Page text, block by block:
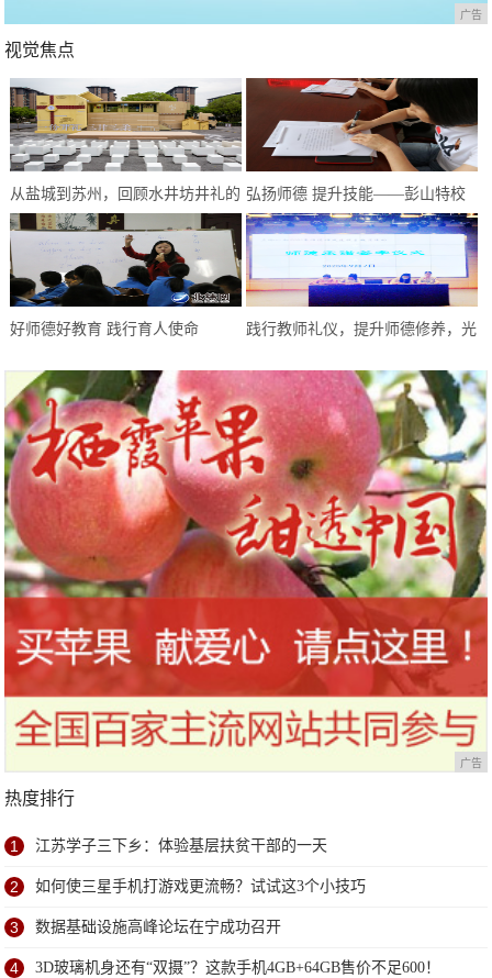
广告
视觉焦点
从盐城到苏州，回顾水井坊井礼的
“爆红”之路
弘扬师德 提升技能——彭山特校
教师开展师德师风建设系列活动
好师德好教育 践行育人使命
践行教师礼仪，提升师德修养，光
广告
热度排行
1 江苏学子三下乡：体验基层扶贫干部的一天
2 如何使三星手机打游戏更流畅？试试这3个小技巧
3 数据基础设施高峰论坛在宁成功召开
4 3D玻璃机身还有“双摄”？这款手机4GB+64GB售价不足600！